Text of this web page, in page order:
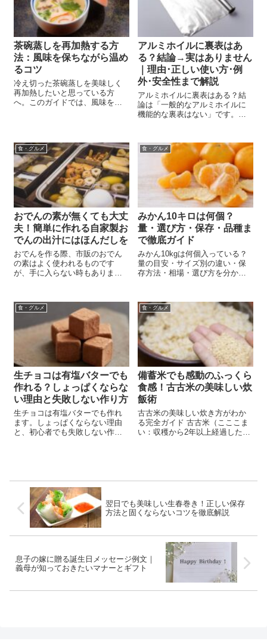
茶碗蒸しを再加熱する方
法：風味を保ちながら温め
るコツ
冷え切った茶碗蒸しを美味しく
再加熱したいと思っている方
へ。このガイドでは、風味を損
茶碗蒸しを再び楽しむための役
立つ情報を提供し...
アルミホイルに裏表はあ
る？結論→実はありません
｜理由･正しい使い方･例
外･安全性まで解説
アルミホイルに裏表はある？結
論は「一般的なアルミホイルに
機能的な裏表はない」です。理
説します。
食・グルメ
おでんの素が無くても大丈
夫！簡単に作れる自家製お
でんの出汁にはほんだしを
おでんを作る際、市販のおでん
の素はよく使われるものです
が、手に入らない時もあります
の風味を引き立てるために、市
販のおでんの素の代わりにほん
だしを使うことができるんで
す。 市販のおでん...
食・グルメ
みかん10キロは何個？
量・選び方・保存・品種ま
で徹底ガイド
みかん10kgは何個入っている？
量の目安・サイズ別の違い・保
存方法・相場・選び方を分かり
す。
食・グルメ
生チョコは有塩バターでも
作れる？しょっぱくならな
い理由と失敗しない作り方
生チョコは有塩バターでも作れ
ます。しょっぱくならない理由
と、初心者でも失敗しない作り
食・グルメ
備蓄米でも感動のふっくら
食感！古古米の美味しい炊
飯術
古古米の美味しい炊き方がわか
る完全ガイド 古古米（こここま
い：収穫から2年以上経過したお
がっかりした経験はありません
翌日でも美味しい生春巻き！正しい保存
方法と固くならないコツを徹底解説
息子の嫁に贈る誕生日メッセージ例文｜
義母が知っておきたいマナーとギフト